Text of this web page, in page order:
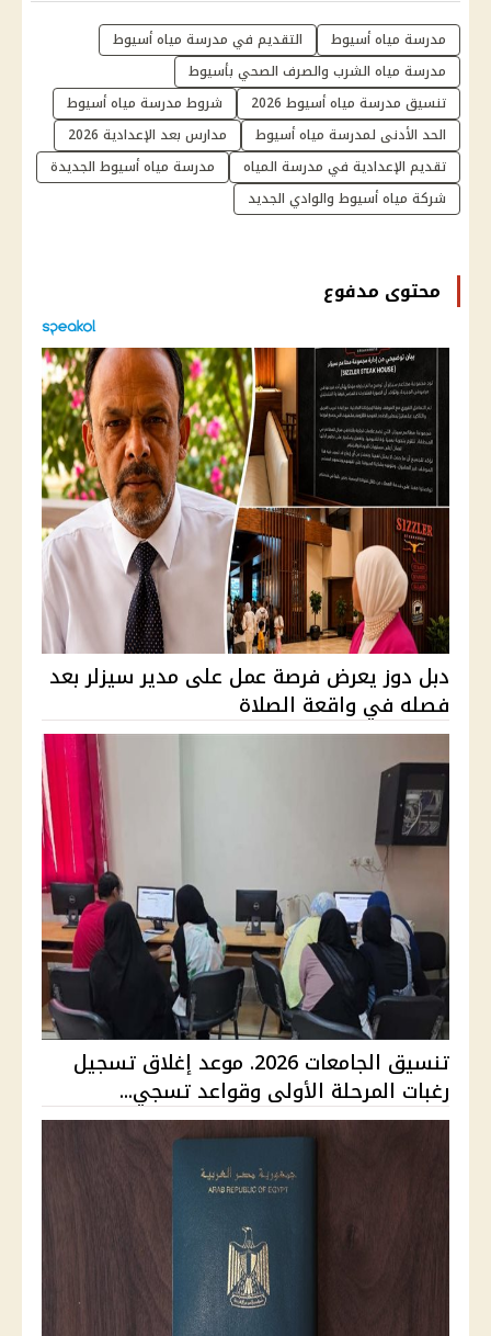
مدرسة مياه أسيوط
التقديم في مدرسة مياه أسيوط
مدرسة مياه الشرب والصرف الصحي بأسيوط
تنسيق مدرسة مياه أسيوط 2026
شروط مدرسة مياه أسيوط
الحد الأدنى لمدرسة مياه أسيوط
مدارس بعد الإعدادية 2026
تقديم الإعدادية في مدرسة المياه
مدرسة مياه أسيوط الجديدة
شركة مياه أسيوط والوادي الجديد
محتوى مدفوع
دبل دوز يعرض فرصة عمل على مدير سيزلر بعد
فصله في واقعة الصلاة
تنسيق الجامعات 2026. موعد إغلاق تسجيل
رغبات المرحلة الأولى وقواعد تسجي...